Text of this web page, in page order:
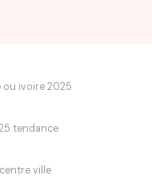
ou ivoire 2025
tendance
ville